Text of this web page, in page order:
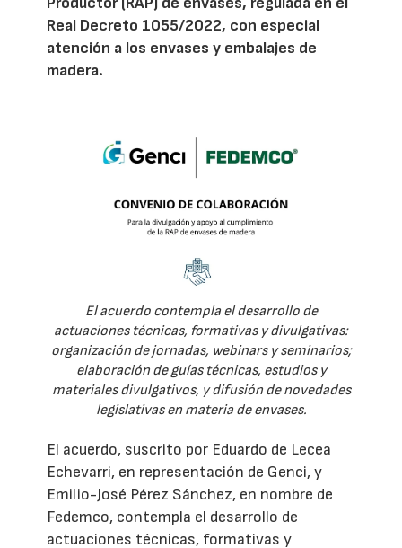
Real Decreto 1055/2022, con especial
atención a los envases y embalajes de
madera.
El acuerdo contempla el desarrollo de
actuaciones técnicas, formativas y divulgativas:
organización de jornadas, webinars y seminarios;
elaboración de guías técnicas, estudios y
materiales divulgativos, y difusión de novedades
legislativas en materia de envases.
El acuerdo, suscrito por Eduardo de Lecea
Echevarri, en representación de Genci, y
Emilio-José Pérez Sánchez, en nombre de
Fedemco, contempla el desarrollo de
actuaciones técnicas, formativas y